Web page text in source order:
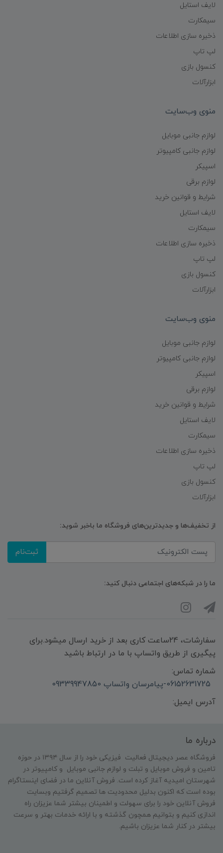
لایف استایل
سیمکارت
ذخیره سازی اطلاعات
لپ تاپ
کنسول بازی
ابزارآلات
منوی وب‌سایت
لوازم جانبی موبایل
لوازم جانبی کامپیوتر
اسپیکر
لوازم برقی
شرایط و قوانین خرید
لایف استایل
سیمکارت
ذخیره سازی اطلاعات
لپ تاپ
کنسول بازی
ابزارآلات
منوی وب‌سایت
لوازم جانبی موبایل
لوازم جانبی کامپیوتر
اسپیکر
لوازم برقی
شرایط و قوانین خرید
لایف استایل
سیمکارت
ذخیره سازی اطلاعات
لپ تاپ
کنسول بازی
ابزارآلات
از تخفیف‌ها و جدیدترین‌های فروشگاه ما باخبر شوید:
ثبت‌نام
ما را در شبکه‌های اجتماعی دنبال کنید:
سفارشات، 24ساعت کاری بعد از خرید ارسال میشود.برای
پیگیری از طریق واتساپ با ما در ارتباط باشید
شماره تماس:
06152631725-پیامرسان واتساپ 09339947850
آدرس ایمیل:
درباره ما
فروشگاه عصر دیجیتال فعالیت فیزیکی خود را از سال ۱۳۹۴ در حوزه
تامین و‌ فروش موبایل و تبلت و لوازم جانبی موبایل و کامپیوتر در
شهرستان امیدیه آغاز کرده است. فروش آنلاین ما در فضای اینستاگرام
بوده است که اکنون بدلیل محدودیت ها تصمیم گرفتیم وبسایت
فروش آنلاین خود را برای سهولت و اطمینان بیشتر شما عزیزان راه
اندازی کنیم و بتوانیم همچون گذشته و با ارائه خدمات بهتر و سرعت
بیشتر در کنار شما عزیزان باشیم.